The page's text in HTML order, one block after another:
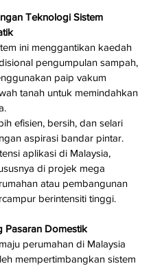
Teknologi Sistem
ini menggantikan kaedah
pengumpulan sampah,
paip vakum
tanah untuk memindahkan
efisien, bersih, dan selari
aspirasi bandar pintar.
aplikasi di Malaysia,
di projek mega
atau pembangunan
berintensiti tinggi.
Pasaran Domestik
perumahan di Malaysia
mempertimbangkan sistem